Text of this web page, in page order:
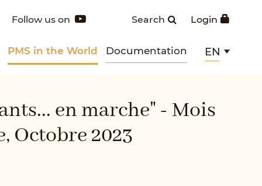
Login
Search
Follow us on
PMS in the World Documentation EN
en marche" - Mois
Octobre 2023